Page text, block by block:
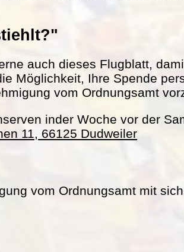
auch dieses Flugblatt,
Möglichkeit, Ihre Spende
vom Ordnungsamt
inder Woche vor der
11, 66125 Dudweiler
vom Ordnungsamt mit